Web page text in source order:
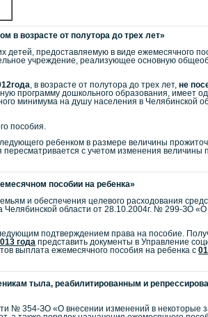
в возрасте от полутора до трех лет»
детей, предоставляемую в виде ежемесячного
учреждение, реализующее основную
, в возрасте от полутора до трех лет, не
программу дошкольного образования, имеет
минимума на душу населения в Челябинской
пособия.
ребенком в размере величины
с учетом изменения величины
пособии на ребенка»
и обеспечения целевого расходования
области от 28.10.2004г. № 299-ЗО
подтверждением права на пособие.
года представить документы в Управление
выплата ежемесячного пособия на ребенка с
тыла, реабилитированным и
№ 354-ЗО «О внесении изменений в некоторые